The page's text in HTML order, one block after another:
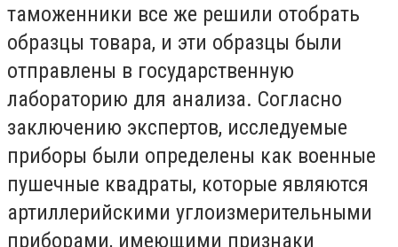
таможенники все же решили отобрать
образцы товара, и эти образцы были
отправлены в государственную
лабораторию для анализа. Согласно
заключению экспертов, исследуемые
приборы были определены как военные
пушечные квадраты, которые являются
артиллерийскими углоизмерительными
приборами, имеющими признаки